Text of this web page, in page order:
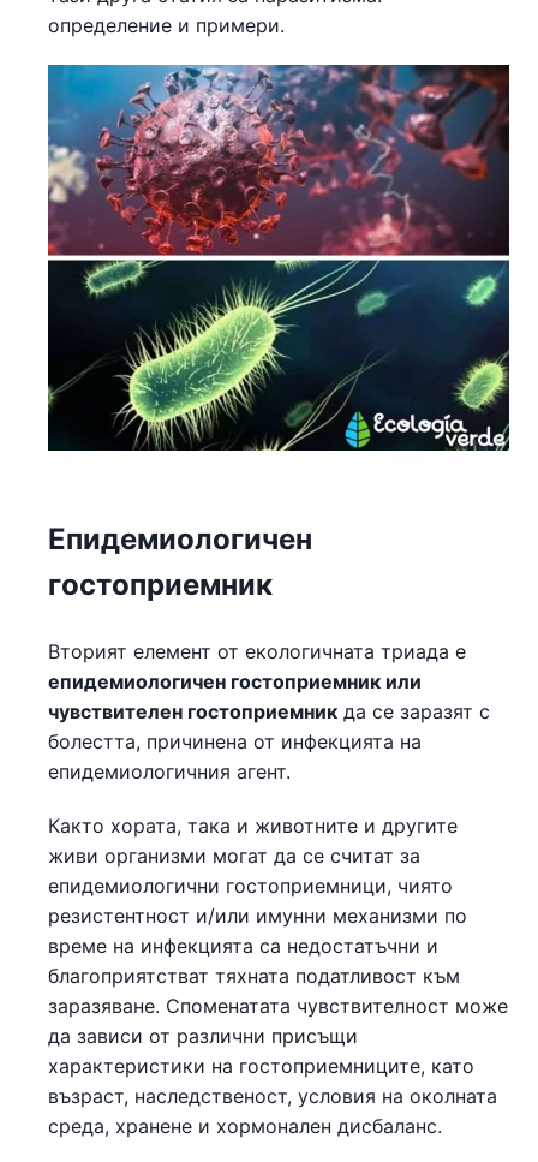
определение и примери.
Епидемиологичен
гостоприемник
Вторият елемент от екологичната триада е
епидемиологичен гостоприемник или
чувствителен гостоприемник да се заразят с
болестта, причинена от инфекцията на
епидемиологичния агент.
Както хората, така и животните и другите
живи организми могат да се считат за
епидемиологични гостоприемници, чиято
резистентност и/или имунни механизми по
време на инфекцията са недостатъчни и
благоприятстват тяхната податливост към
заразяване. Споменатата чувствителност може
да зависи от различни присъщи
характеристики на гостоприемниците, като
възраст, наследственост, условия на околната
среда, хранене и хормонален дисбаланс.